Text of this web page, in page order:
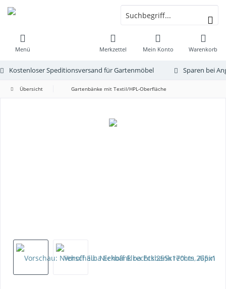
Menü Warenkorb
Merkzettel Mein Konto
Kostenloser Speditionsversand für Gartenmöbel Sparen bei
Übersicht Gartenbänke mit Textil/HPL-Oberfläche